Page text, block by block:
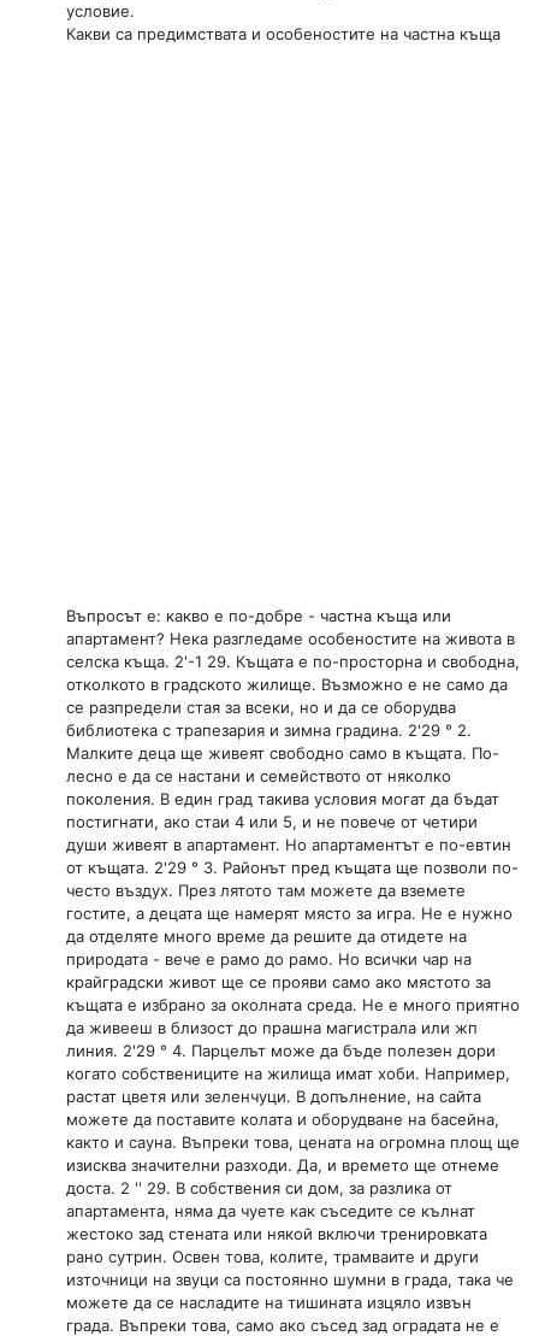
условие.
Какви са предимствата и особеностите на частна къща
Въпросът е: какво е по-добре - частна къща или
апартамент? Нека разгледаме особеностите на живота в
селска къща. 2'-1 29. Къщата е по-просторна и свободна,
отколкото в градското жилище. Възможно е не само да
се разпредели стая за всеки, но и да се оборудва
библиотека с трапезария и зимна градина. 2'29 ° 2.
Малките деца ще живеят свободно само в къщата. По-
лесно е да се настани и семейството от няколко
поколения. В един град такива условия могат да бъдат
постигнати, ако стаи 4 или 5, и не повече от четири
души живеят в апартамент. Но апартаментът е по-евтин
от къщата. 2'29 ° 3. Районът пред къщата ще позволи по-
често въздух. През лятото там можете да вземете
гостите, а децата ще намерят място за игра. Не е нужно
да отделяте много време да решите да отидете на
природата - вече е рамо до рамо. Но всички чар на
крайградски живот ще се прояви само ако мястото за
къщата е избрано за околната среда. Не е много приятно
да живееш в близост до прашна магистрала или жп
линия. 2'29 ° 4. Парцелът може да бъде полезен дори
когато собствениците на жилища имат хоби. Например,
растат цветя или зеленчуци. В допълнение, на сайта
можете да поставите колата и оборудване на басейна,
както и сауна. Въпреки това, цената на огромна площ ще
изисква значителни разходи. Да, и времето ще отнеме
доста. 2 '' 29. В собствения си дом, за разлика от
апартамента, няма да чуете как съседите се кълнат
жестоко зад стената или някой включи тренировката
рано сутрин. Освен това, колите, трамваите и други
източници на звуци са постоянно шумни в града, така че
можете да се насладите на тишината изцяло извън
града. Въпреки това, само ако съсед зад оградата не е